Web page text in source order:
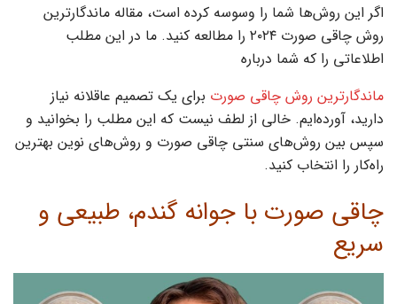
اگر این ‌روش‌ها شما را وسوسه کرده است، مقاله ماندگارترین
روش چاقی صورت ۲۰۲۴ را مطالعه کنید. ما در این مطلب
اطلاعاتی را که شما درباره
ماندگارترین روش چاقی صورت برای یک تصمیم عاقلانه نیاز
دارید، آورده‌ایم. خالی از لطف نیست که این مطلب را بخوانید و
سپس بین روش‌های سنتی چاقی صورت و روش‌های نوین بهترین
راه‌کار را انتخاب کنید.
چاقی صورت با جوانه گندم، طبیعی و
سریع